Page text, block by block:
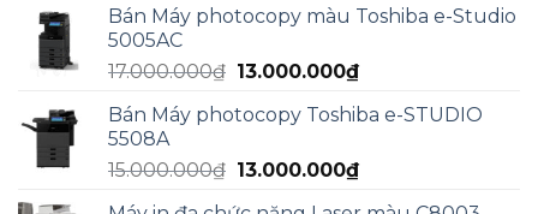
Bán Máy photocopy màu Toshiba e-Studio
5005AC
17.000.000₫ Giá
là:
13.000.000₫Giá
tại
13.000.000₫.
Bán Máy photocopy Toshiba e-STUDIO
5508A
15.000.000₫ Giá
13.000.000₫Giá